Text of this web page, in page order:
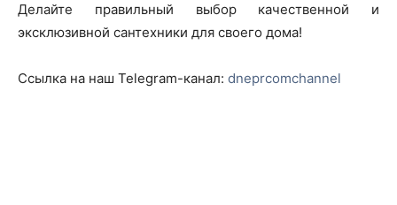
Делайте правильный выбор качественной и
эксклюзивной сантехники для своего дома!
Ссылка на наш Telegram-канал: dneprcomchannel